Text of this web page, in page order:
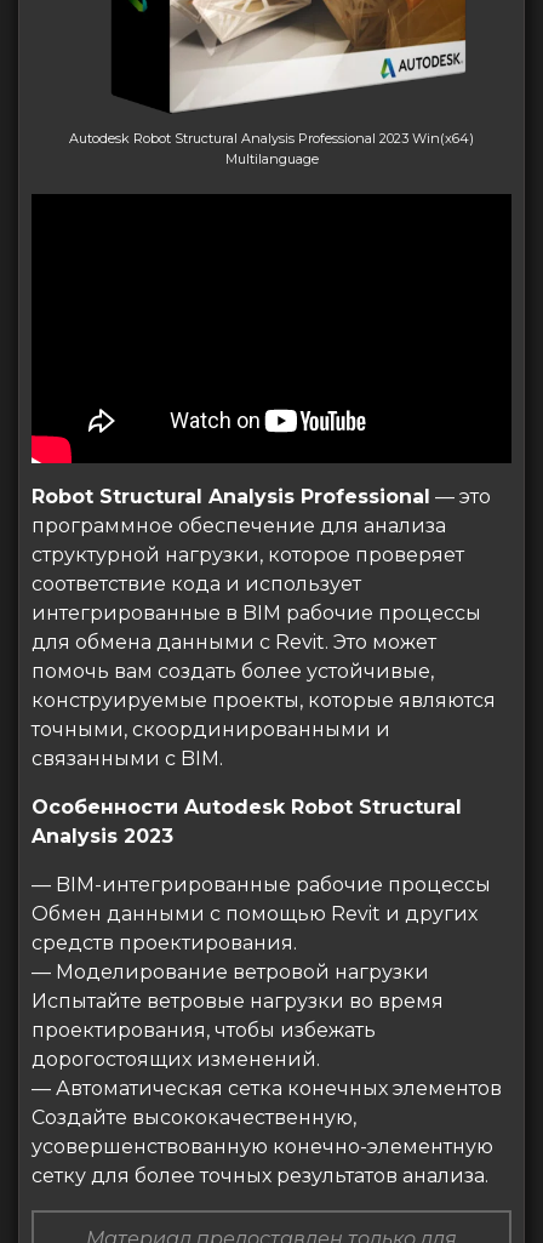
Autodesk Robot Structural Analysis Professional 2023 Win(x64)
Multilanguage
Robot Structural Analysis Professional — это
программное обеспечение для анализа
структурной нагрузки, которое проверяет
соответствие кода и использует
интегрированные в BIM рабочие процессы
для обмена данными с Revit. Это может
помочь вам создать более устойчивые,
конструируемые проекты, которые являются
точными, скоординированными и
связанными с BIM.
Особенности Autodesk Robot Structural
Analysis 2023
— BIM-интегрированные рабочие процессы
Обмен данными с помощью Revit и других
средств проектирования.
— Моделирование ветровой нагрузки
Испытайте ветровые нагрузки во время
проектирования, чтобы избежать
дорогостоящих изменений.
— Автоматическая сетка конечных элементов
Создайте высококачественную,
усовершенствованную конечно-элементную
сетку для более точных результатов анализа.